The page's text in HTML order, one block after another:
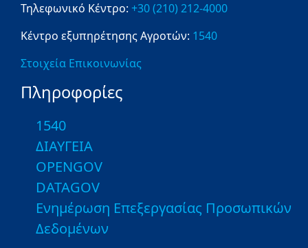
Τηλεφωνικό Κέντρο: +30 (210) 212-4000
Κέντρο εξυπηρέτησης Αγροτών: 1540
Στοιχεία Επικοινωνίας
Πληροφορίες
1540
ΔΙΑΥΓΕΙΑ
OPENGOV
DATAGOV
Ενημέρωση Επεξεργασίας Προσωπικών
Δεδομένων